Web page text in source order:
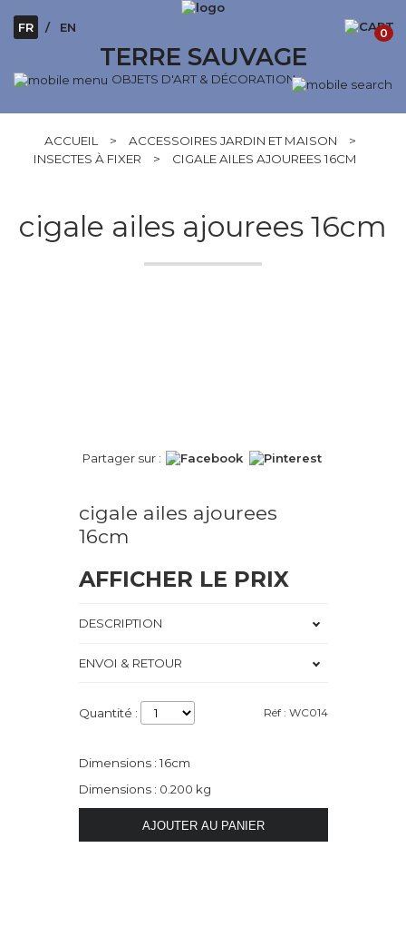
TERRE SAUVAGE
OBJETS D'ART & DÉCORATION
FR EN 0
ACCUEIL > ACCESSOIRES JARDIN ET MAISON
>
INSECTES À FIXER
> CIGALE AILES AJOUREES 16CM
cigale ailes ajourees 16cm
Partager sur :
cigale ailes ajourees
16cm
AFFICHER LE PRIX
DESCRIPTION
ENVOI & RETOUR
Quantité : Réf : WC014
Dimensions : 16cm
Dimensions : 0.200 kg